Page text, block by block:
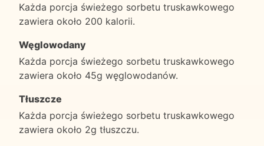
Każda porcja świeżego sorbetu truskawkowego
zawiera około 200 kalorii.
Węglowodany
Każda porcja świeżego sorbetu truskawkowego
zawiera około 45g węglowodanów.
Tłuszcze
Każda porcja świeżego sorbetu truskawkowego
zawiera około 2g tłuszczu.